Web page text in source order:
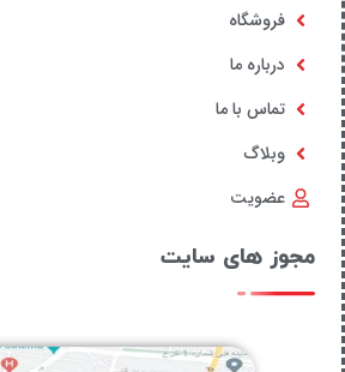
فروشگاه
درباره ما
تماس با ما
وبلاگ
عضویت
مجوز های سایت